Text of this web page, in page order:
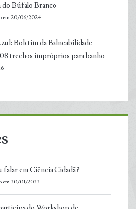
do Búfalo Branco
em 20/06/2024
Boletim da Balneabilidade
trechos impróprios para banho
falar em Ciência Cidadã?
em 20/01/2022